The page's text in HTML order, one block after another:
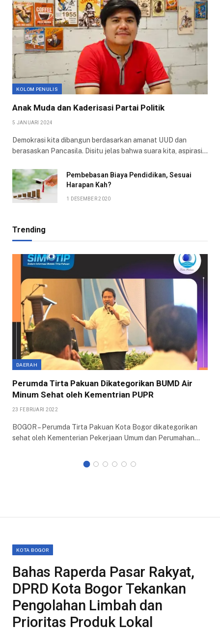
KOLOM PENULIS
Anak Muda dan Kaderisasi Partai Politik
5 JANUARI 2024
Demokrasi kita dibangun berdasarkan amanat UUD dan
berasaskan Pancasila. Disitu jelas bahwa suara kita, aspirasi…
Pembebasan Biaya Pendidikan, Sesuai
Harapan Kah?
1 DESEMBER 2020
Trending
DAERAH
Perumda Tirta Pakuan Dikategorikan BUMD Air
Minum Sehat oleh Kementrian PUPR
23 FEBRUARI 2022
BOGOR – Perumda Tirta Pakuan Kota Bogor dikategorikan
sehat oleh Kementerian Pekerjaan Umum dan Perumahan…
KOTA BOGOR
Bahas Raperda Pasar Rakyat,
DPRD Kota Bogor Tekankan
Pengolahan Limbah dan
Prioritas Produk Lokal